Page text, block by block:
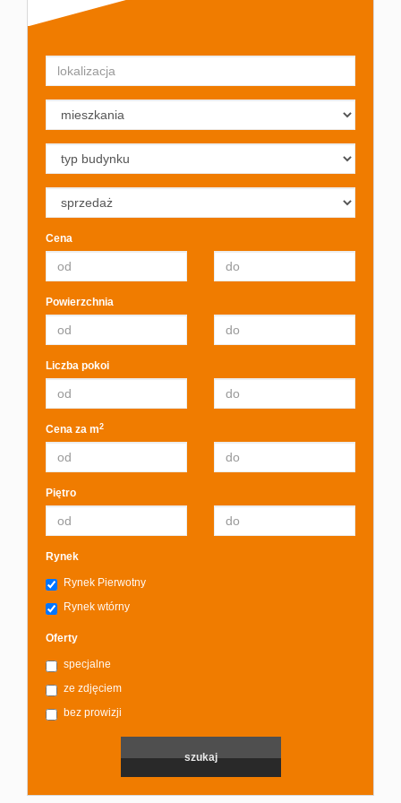
Cena
Powierzchnia
Liczba pokoi
Cena za m2
Piętro
Rynek
Rynek Pierwotny
Rynek wtórny
Oferty
specjalne
ze zdjęciem
bez prowizji